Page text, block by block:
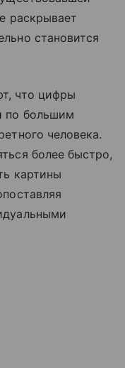
раскрывает
становится
что цифры
по большим
человека.
более быстро,
картины